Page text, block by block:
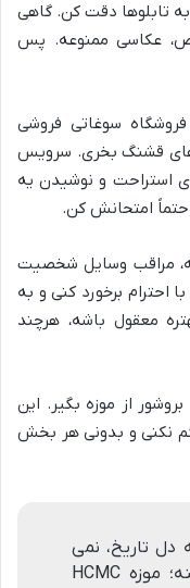
تابلوها دقت کن. گاهی
عکاسی ممنوعه. پس
سوغاتی فروشی
قشنگ بخری. سرویس
استراحت و نوشیدن یه
حتماً امتحانش کن.
مراقب وسایل شخصیت
احترام برخورد کنی و به
معقول باشه، هرچند
از موزه بگیر. این
نکنی و بدونی هر بخش
تاریخ، نمی
تونه تجربه سفرت رو کامل کنه؛ موزه HCMC